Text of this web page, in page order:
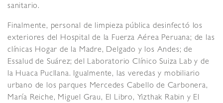
sanitario.
Finalmente, personal de limpieza pública desinfectó los
exteriores del Hospital de la Fuerza Aérea Peruana; de las
clínicas Hogar de la Madre, Delgado y los Andes; de
Essalud de Suárez; del Laboratorio Clínico Suiza Lab y de
la Huaca Pucllana. Igualmente, las veredas y mobiliario
urbano de los parques Mercedes Cabello de Carbonera,
María Reiche, Miguel Grau, El Libro, Yizthak Rabin y El